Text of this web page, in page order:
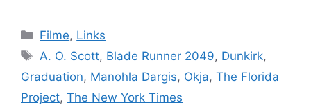
Kategorien
Filme, Links
Schlagwörter
A. O. Scott, Blade Runner 2049, Dunkirk,
Graduation, Manohla Dargis, Okja, The Florida
Project, The New York Times